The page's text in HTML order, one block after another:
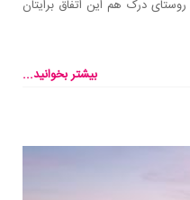
درک هم این اتفاق برایتان
بیشتر بخوانید...